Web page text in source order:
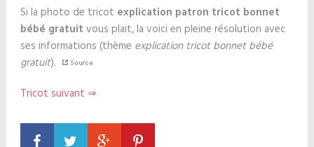
Si la photo de tricot explication patron tricot bonnet
bébé gratuit vous plait, la voici en pleine résolution avec
ses informations (thème explication tricot bonnet bébé
gratuit).
Tricot suivant ⇒